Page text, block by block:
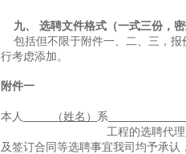
九、 选聘文件格式（一式三份，
包括但不限于附件一、二、三，报
行考虑添加。
附件一
本人 （姓名） 系
工程的选聘代理人，全权以
及签订合同等选聘事宜我司均予承认